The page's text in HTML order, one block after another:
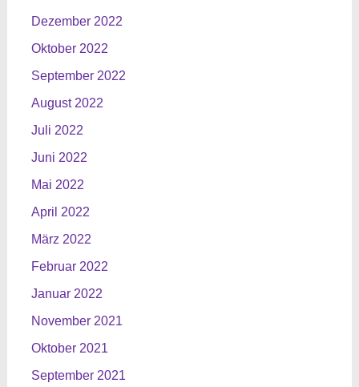
Dezember 2022
Oktober 2022
September 2022
August 2022
Juli 2022
Juni 2022
Mai 2022
April 2022
März 2022
Februar 2022
Januar 2022
November 2021
Oktober 2021
September 2021